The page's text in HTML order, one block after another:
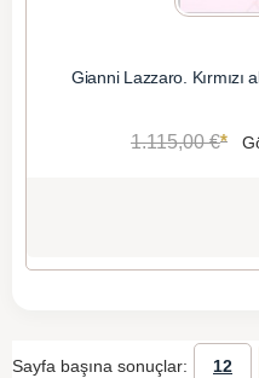
Gianni Lazzaro. Kırmızı
1.115,00 €*
Sayfa başına sonuçlar: 12